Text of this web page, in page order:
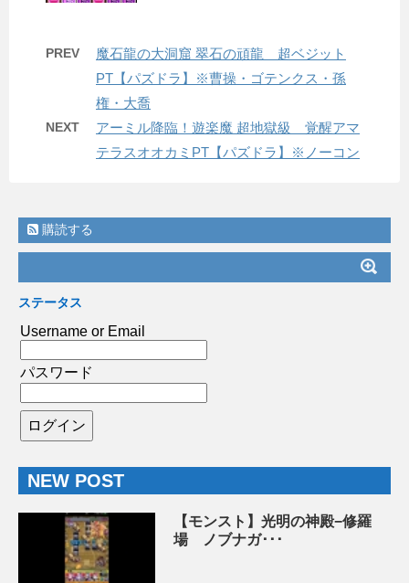
PREV
魔石龍の大洞窟 翠石の頑龍 超ベジット
PT【パズドラ】※曹操・ゴテンクス・孫
権・大喬
NEXT
アーミル降臨！遊楽魔 超地獄級 覚醒アマ
テラスオオカミPT【パズドラ】※ノーコン
購読する
ステータス
Username or Email
パスワード
NEW POST
【モンスト】光明の神殿−修羅
場 ノブナガ･･･